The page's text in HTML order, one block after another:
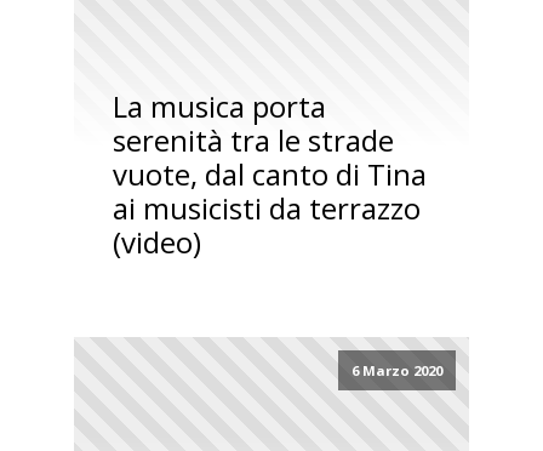
La musica porta
serenità tra le strade
vuote, dal canto di Tina
ai musicisti da terrazzo
(video)
6 Marzo 2020